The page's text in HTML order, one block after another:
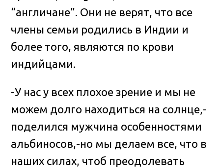
“англичане”. Они не верят, что все
члены семьи родились в Индии и
более того, являются по крови
индийцами.
-У нас у всех плохое зрение и мы не
можем долго находиться на солнце,-
поделился мужчина особенностями
альбиносов,-но мы делаем все, что в
наших силах, чтоб преодолевать